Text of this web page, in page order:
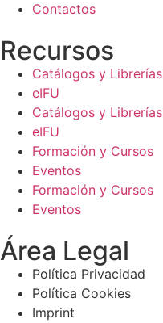
Contactos
Recursos
Catálogos y Librerías
eIFU
Catálogos y Librerías
eIFU
Formación y Cursos
Eventos
Formación y Cursos
Eventos
Área Legal
Política Privacidad
Política Cookies
Imprint